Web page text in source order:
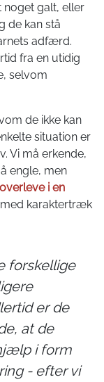
galt, eller
de kan stå
adfærd.
fra en utidig
selvom
de ikke kan
situation er
Vi må erkende,
engle, men
i en
karaktertræk
forskellige
er de
at de
i form
- efter vi